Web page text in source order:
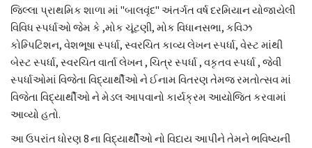
જિલ્લા પ્રાથમિક શાળા માં "બાલવૃંદ" અંતર્ગત વર્ષ દરમિયાન યોજાયેલી
વિવિધ સ્પર્ધાઓ જેમ કે ,મોક ચૂંટણી, મોક વિધાનસભા, કવિઝ
કોમ્પિટિશન, વેશભૂષા સ્પર્ધા, સ્વરચિત કાવ્ય લેખન સ્પર્ધા, વેસ્ટ માંથી
બેસ્ટ સ્પર્ધા, સ્વરચિત વાર્તા લેખન , ચિત્ર સ્પર્ધા , વકૃતવ સ્પર્ધા , જેવી
સ્પર્ધાઓમાં વિજેતા વિદ્યાર્થીઓ ને ઈનામ વિતરણ તેમજ રમતોત્સવ માં
વિજેતા વિદ્યાર્થીઓ ને મેડલ આપવાનો કાર્યક્રમ આયોજિત કરવામાં
આવ્યો હતો.
આ ઉપરાંત ધોરણ 8 ના વિદ્યાર્થીઓ નો વિદાય આપીને તેમને ભવિષ્યની